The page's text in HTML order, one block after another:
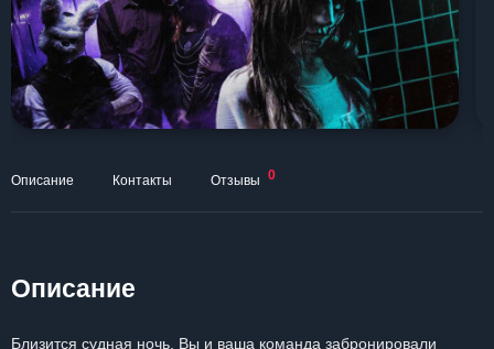
Описание Контакты Отзывы 0
Описание
Близится судная ночь. Вы и ваша команда забронировали